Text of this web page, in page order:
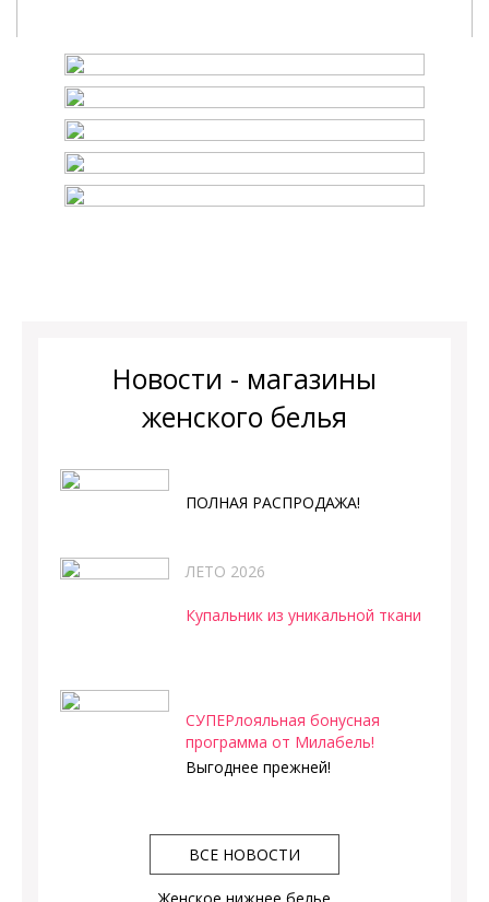
Новости - магазины
женского белья
ПОЛНАЯ РАСПРОДАЖА!
ЛЕТО 2026
Купальник из уникальной ткани
СУПЕРлояльная бонусная
программа от Милабель!
Выгоднее прежней!
ВСЕ НОВОСТИ